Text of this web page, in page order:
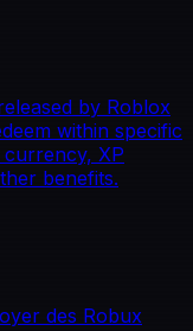
by Roblox
within specific
XP
benefits.
des Robux